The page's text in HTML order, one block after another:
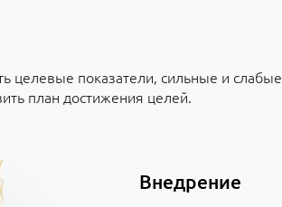
целевые показатели, сильные и слабые
план достижения целей.
Внедрение